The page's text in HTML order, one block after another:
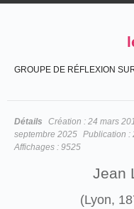
GROUPE DE RÉFLEXION
Détails Création : 24 mars
septembre 2025 Publication :
Affichages : 9525
Jean
(Lyon,